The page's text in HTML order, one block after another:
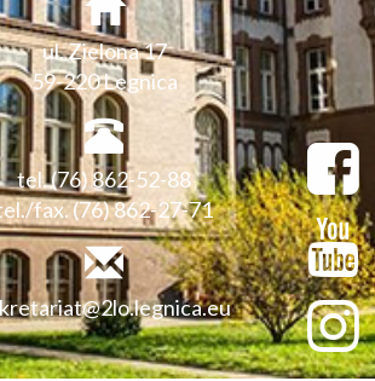
ul. Zielona 17
59-220 Legnica
tel. (76) 862-52-88
fax. (76) 862-27-71